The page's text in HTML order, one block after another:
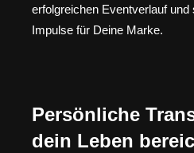
erfolgreichen Eventverlauf und
Impulse für Deine Marke.
Persönliche
dein Leben